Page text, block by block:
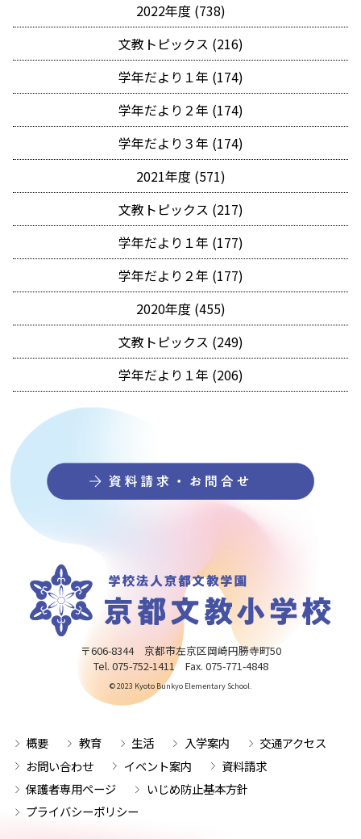
2022年度 (738)
文教トピックス (216)
学年だより１年 (174)
学年だより２年 (174)
学年だより３年 (174)
2021年度 (571)
文教トピックス (217)
学年だより１年 (177)
学年だより２年 (177)
2020年度 (455)
文教トピックス (249)
学年だより１年 (206)
〒606-8344 京都市左京区岡崎円勝寺町50
Tel. 075-752-1411 Fax. 075-771-4848
© 2023 Kyoto Bunkyo Elementary School.
概要 教育 生活 入学案内
交通アクセス
お問い合わせ
イベント案内
資料請求
保護者専用ページ
いじめ防止基本方針
プライバシーポリシー